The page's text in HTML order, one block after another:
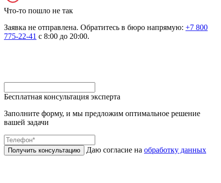
Что-то пошло не так
Заявка не отправлена. Обратитесь в бюро напрямую: +7 800
775-22-41 с 8:00 до 20:00.
Бесплатная консультация эксперта
Заполните форму, и мы предложим оптимальное решение
вашей задачи
Получить консультацию Даю согласие на обработку данных